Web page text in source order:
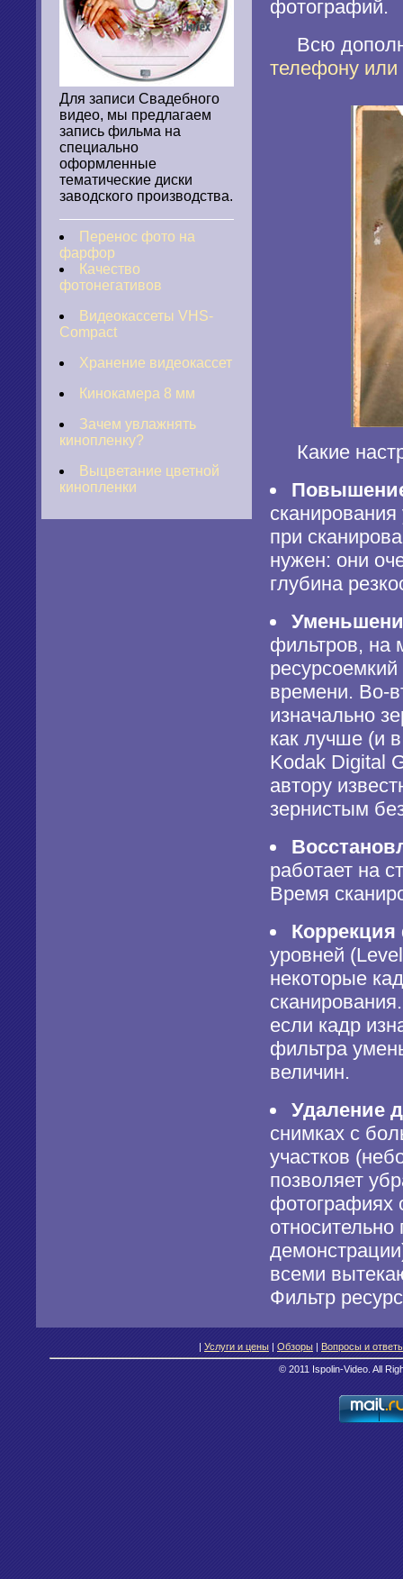
Для записи Свадебного
видео, мы предлагаем
запись фильма на
специально
оформленные
тематические диски
заводского производства.
Перенос фото на
фарфор
Качество
фотонегативов
Видеокассеты VHS-
Compact
Хранение видеокассет
Кинокамера 8 мм
Зачем увлажнять
кинопленку?
Выцветание цветной
кинопленки
фотографий.
Всю
телефону
Какие
при
нужен: они
глубина
фильтров, на
времени. Во-
изначально
как лучше (и
Kodak Digital
автору
зернистым
работает на
Время
уровней
некоторые
если кадр
фильтра
величин.
Удаление
снимках с
участков
позволяет
фотографиях
всеми
Фильтр
| Услуги и цены | Обзоры | Вопросы и
© 2011 Ispolin-Video. All